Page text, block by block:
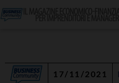
17/11/2021